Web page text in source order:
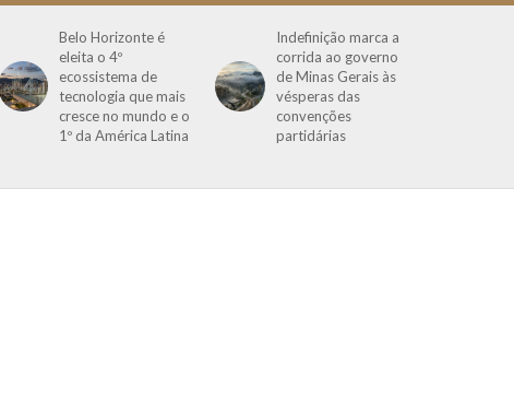
Belo Horizonte é
eleita o 4º
ecossistema de
tecnologia que mais
cresce no mundo e o
1º da América Latina
Indefinição marca a
corrida ao governo
de Minas Gerais às
vésperas das
convenções
partidárias